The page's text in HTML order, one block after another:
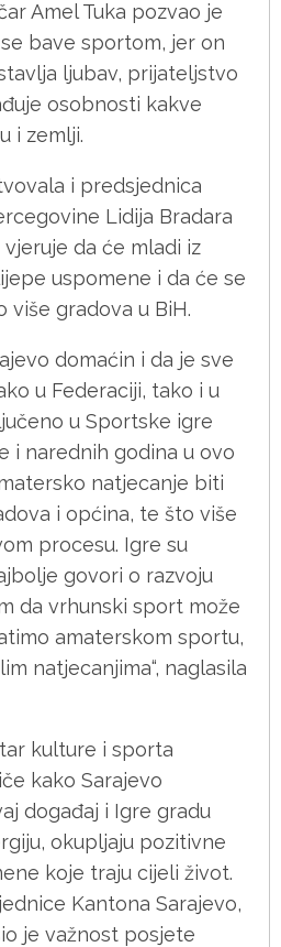
Amel Tuka pozvao je
bave sportom, jer on
ljubav, prijateljstvo
osobnosti kakve
i zemlji.
i predsjednica
Lidija Bradara
da će mladi iz
uspomene i da će se
više gradova u BiH.
domaćin i da je sve
u Federaciji, tako i u
u Sportske igre
i narednih godina u ovo
natjecanje biti
i općina, te što više
procesu. Igre su
govori o razvoju
da vrhunski sport može
amaterskom sportu,
natjecanjima“, naglasila
kulture i sporta
kako Sarajevo
događaj i Igre gradu
okupljaju pozitivne
koje traju cijeli život.
Kantona Sarajevo,
je važnost posjete